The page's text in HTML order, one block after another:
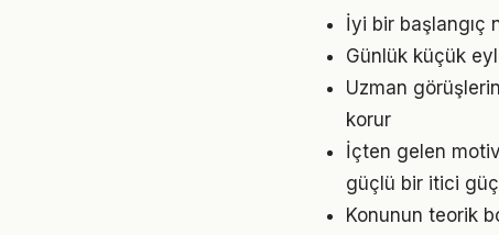
İyi bir başlangıç
Günlük küçük
Uzman
korur
İçten gelen
güçlü bir itici
Konunun teorik